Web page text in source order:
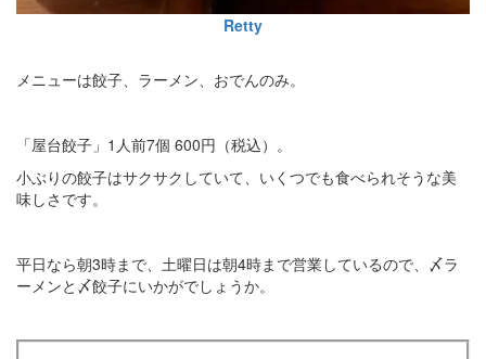
Retty
メニューは餃子、ラーメン、おでんのみ。
「屋台餃子」1人前7個 600円（税込）。
小ぶりの餃子はサクサクしていて、いくつでも食べられそうな美
味しさです。
平日なら朝3時まで、土曜日は朝4時まで営業しているので、〆ラ
ーメンと〆餃子にいかがでしょうか。